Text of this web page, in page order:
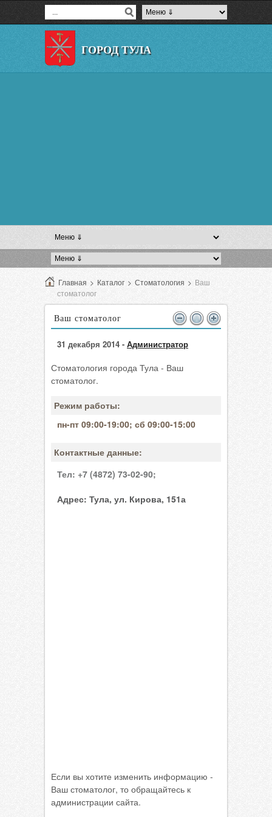
ГОРОД ТУЛА
Главная > Каталог > Стоматология > Ваш
стоматолог
Ваш стоматолог
31 декабря 2014 - Администратор
Стоматология города Тула - Ваш
стоматолог.
Режим работы:
пн-пт 09:00-19:00; сб 09:00-15:00
Контактные данные:
Тел: +7 (4872) 73-02-90;
Адрес: Тула, ул. Кирова, 151а
Если вы хотите изменить информацию -
Ваш стоматолог, то обращайтесь к
администрации сайта.